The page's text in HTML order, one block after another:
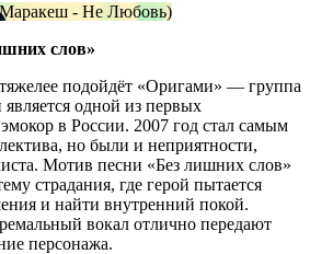
- Не Любовь)
слов»
подойдёт «Оригами» — группа
одной из первых
в России. 2007 год стал самым
но были и неприятности,
Мотив песни «Без лишних слов»
страдания, где герой пытается
и найти внутренний покой.
вокал отлично передают
персонажа.